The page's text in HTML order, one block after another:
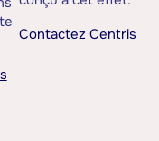
Contactez Centris